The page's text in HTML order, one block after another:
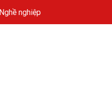
Nghề nghiệp